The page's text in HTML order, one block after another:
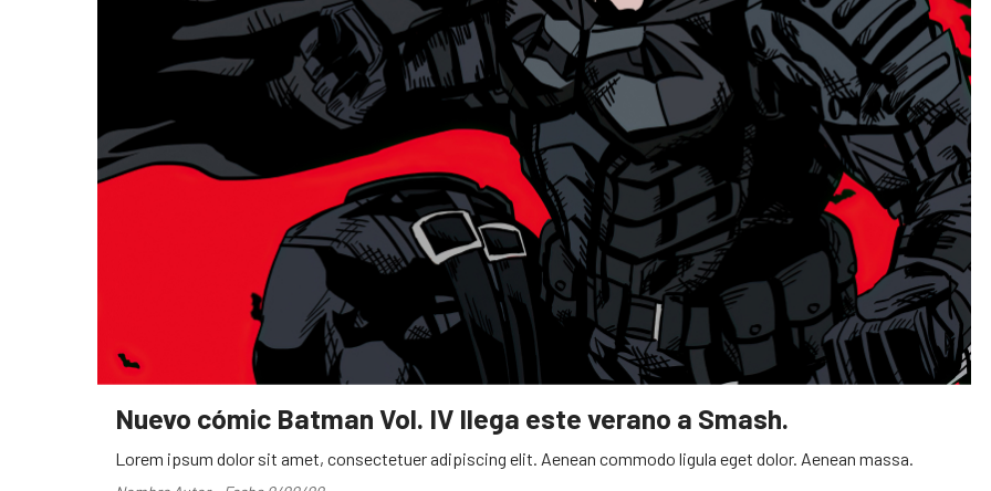
Nuevo cómic Batman Vol. IV llega este verano a Smash.
Lorem ipsum dolor sit amet, consectetuer adipiscing elit. Aenean commodo ligula eget dolor. Aenean massa.